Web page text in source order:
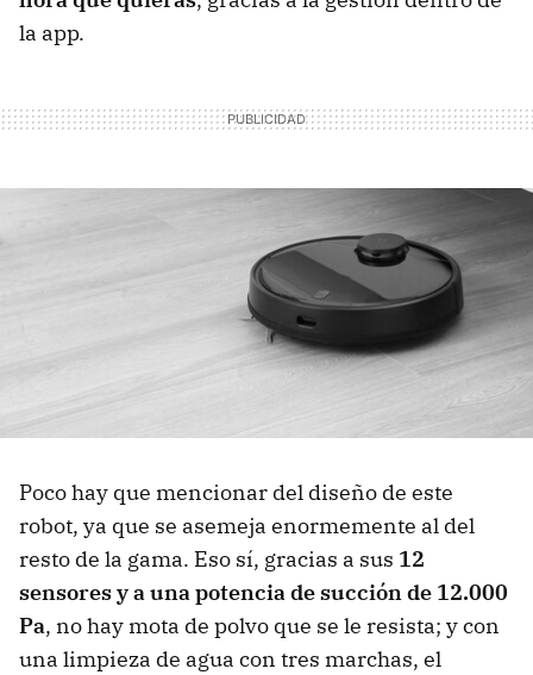
la app.
Poco hay que mencionar del diseño de este
robot, ya que se asemeja enormemente al del
resto de la gama. Eso sí, gracias a sus 12
sensores y a una potencia de succión de 12.000
Pa, no hay mota de polvo que se le resista; y con
una limpieza de agua con tres marchas, el